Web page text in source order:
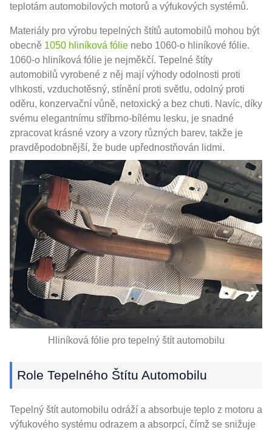
teplotám automobilových motorů a výfukových systémů.
Materiály pro výrobu tepelných štítů automobilů mohou být
obecně 1050 hliníková fólie nebo 1060-o hliníkové fólie.
1060-o hliníková fólie je nejměkčí. Tepelné štíty
automobilů vyrobené z něj mají výhody odolnosti proti
vlhkosti, vzduchotěsný, stínění proti světlu, odolný proti
oděru, konzervační vůně, netoxický a bez chuti. Navíc, díky
svému elegantnímu stříbrno-bílému lesku, je snadné
zpracovat krásné vzory a vzory různých barev, takže je
pravděpodobnější, že bude upřednostňován lidmi.
Hliníková fólie pro tepelný štít automobilu
Role Tepelného Štítu Automobilu
Tepelný štít automobilu odráží a absorbuje teplo z motoru a
výfukového systému odrazem a absorpcí, čímž se snižuje